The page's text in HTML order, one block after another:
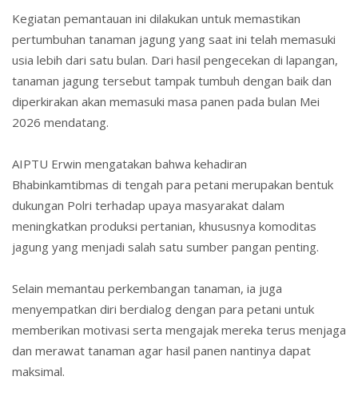
Kegiatan pemantauan ini dilakukan untuk memastikan
pertumbuhan tanaman jagung yang saat ini telah memasuki
usia lebih dari satu bulan. Dari hasil pengecekan di lapangan,
tanaman jagung tersebut tampak tumbuh dengan baik dan
diperkirakan akan memasuki masa panen pada bulan Mei
2026 mendatang.
AIPTU Erwin mengatakan bahwa kehadiran
Bhabinkamtibmas di tengah para petani merupakan bentuk
dukungan Polri terhadap upaya masyarakat dalam
meningkatkan produksi pertanian, khususnya komoditas
jagung yang menjadi salah satu sumber pangan penting.
Selain memantau perkembangan tanaman, ia juga
menyempatkan diri berdialog dengan para petani untuk
memberikan motivasi serta mengajak mereka terus menjaga
dan merawat tanaman agar hasil panen nantinya dapat
maksimal.